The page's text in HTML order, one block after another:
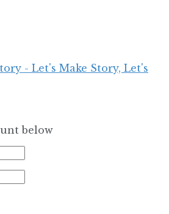
- Let's Make Story, Let's
below